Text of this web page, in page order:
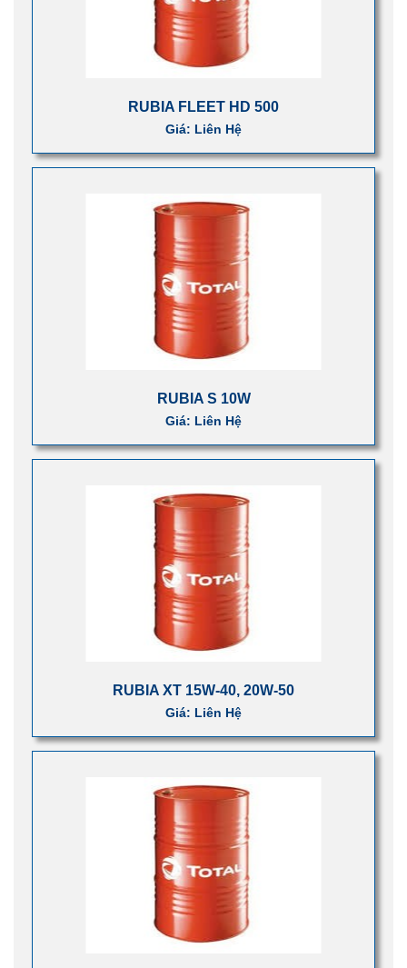
RUBIA FLEET HD 500
Giá: Liên Hệ
RUBIA S 10W
Giá: Liên Hệ
RUBIA XT 15W-40, 20W-50
Giá: Liên Hệ